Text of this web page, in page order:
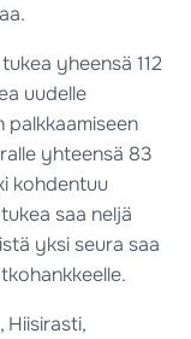
yheensä 112
uudelle
palkkaamiseen
yhteensä 83
kohdentuu
saa neljä
yksi seura saa
Hiisirasti,